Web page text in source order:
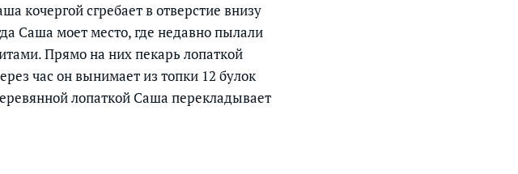
кочергой сгребает в отверстие внизу
Саша моет место, где недавно пылали
Прямо на них пекарь лопаткой
час он вынимает из топки 12 булок
лопаткой Саша перекладывает